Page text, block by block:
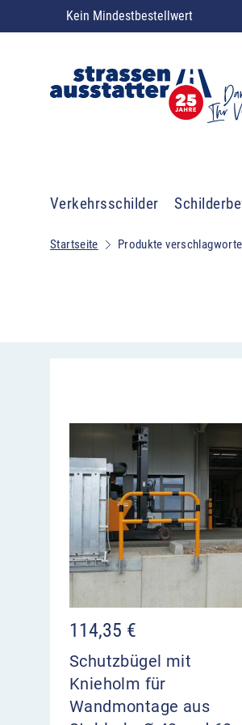
Kein Mindestbestellwert
Verkehrsschilder
Startseite Produkte
114,35 €
Schutzbügel mit
Knieholm für
Wandmontage aus